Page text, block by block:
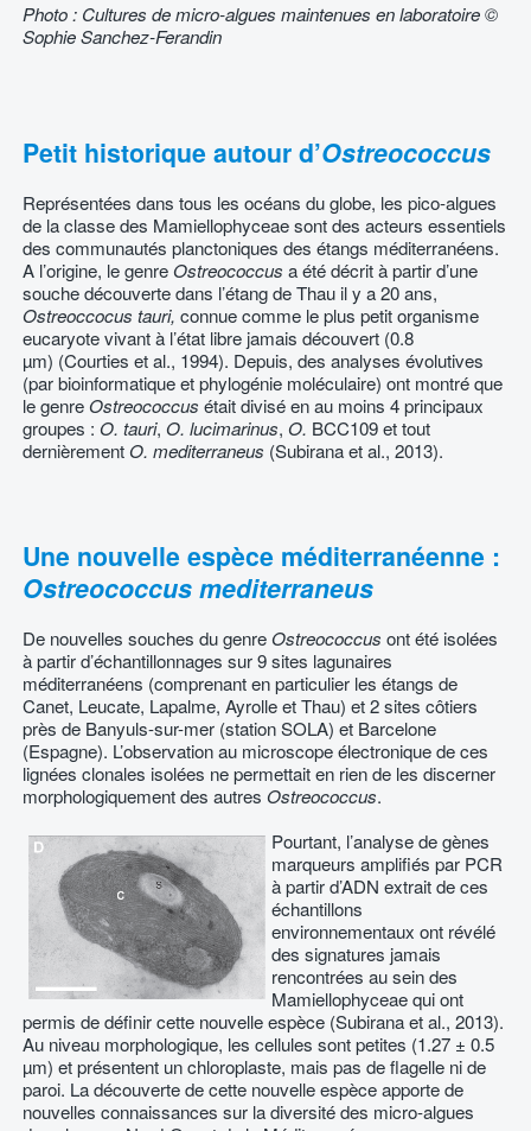
Photo : Cultures de micro-algues maintenues en laboratoire ©
Sophie Sanchez-Ferandin
Petit historique autour d’Ostreococcus
Représentées dans tous les océans du globe, les pico-algues
de la classe des Mamiellophyceae sont des acteurs essentiels
des communautés planctoniques des étangs méditerranéens.
A l’origine, le genreOstreococcus a été décrit à partir d’une
souche découverte dans l’étang de Thau il y a 20 ans,
Ostreoccocus tauri, connue comme le plus petit organisme
eucaryote vivant à l’état libre jamais découvert (0.8
µm) (Courties et al., 1994). Depuis, des analyses évolutives
(par bioinformatique et phylogénie moléculaire) ont montré que
le genreOstreococcus était divisé en au moins 4 principaux
groupes : O. tauri, O. lucimarinus, O. BCC109 et tout
dernièrementO. mediterraneus (Subirana et al., 2013).
Une nouvelle espèce méditerranéenne :
Ostreococcus mediterraneus
De nouvelles souches du genreOstreococcus ont été isolées
à partir d’échantillonnages sur 9 sites lagunaires
méditerranéens (comprenant en particulier les étangs de
Canet, Leucate, Lapalme, Ayrolle et Thau) et 2 sites côtiers
près de Banyuls-sur-mer (station SOLA) et Barcelone
(Espagne). L’observation au microscope électronique de ces
lignées clonales isolées ne permettait en rien de les discerner
morphologiquement des autres Ostreococcus.
Pourtant, l’analyse de gènes
marqueurs amplifiés par PCR
à partir d’ADN extrait de ces
échantillons
environnementaux ont révélé
des signatures jamais
rencontrées au sein des
Mamiellophyceae qui ont
permis de définir cette nouvelle espèce (Subirana et al., 2013).
Au niveau morphologique, les cellules sont petites (1.27 ± 0.5
µm) et présentent un chloroplaste, mais pas de flagelle ni de
paroi. La découverte de cette nouvelle espèce apporte de
nouvelles connaissances sur la diversité des micro-algues